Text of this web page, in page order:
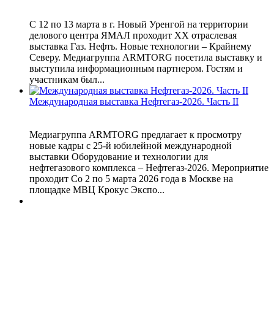
С 12 по 13 марта в г. Новый Уренгой на территории
делового центра ЯМАЛ проходит XX отраслевая
выставка Газ. Нефть. Новые технологии – Крайнему
Северу. Медиагруппа ARMTORG посетила выставку и
выступила информационным партнером. Гостям и
участникам был...
Международная выставка Нефтегаз-2026. Часть II
Медиагруппа ARMTORG предлагает к просмотру
новые кадры с 25-й юбилейной международной
выставки Оборудование и технологии для
нефтегазового комплекса – Нефтегаз-2026. Мероприятие
проходит Со 2 по 5 марта 2026 года в Москве на
площадке МВЦ Крокус Экспо...